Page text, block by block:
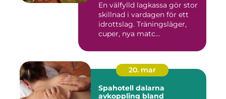
En välfylld lagkassa gör stor
skillnad i vardagen för ett
idrottslag. Träningsläger,
cuper, nya matc...
20. mar
Spahotell dalarna
avkoppling bland